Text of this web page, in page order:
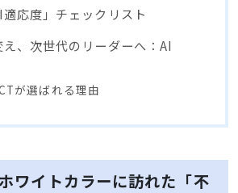
応度」チェックリスト
、次世代のリーダーへ：AI
が選ばれる理由
ワイトカラーに訪れた「不